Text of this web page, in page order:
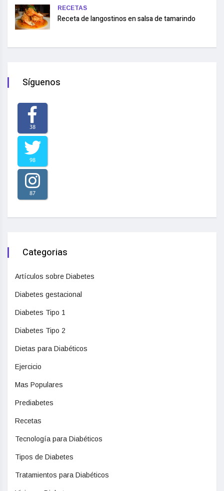
RECETAS
Receta de langostinos en salsa de tamarindo
Síguenos
38
98
87
Categorias
Artículos sobre Diabetes
Diabetes gestacional
Diabetes Tipo 1
Diabetes Tipo 2
Dietas para Diabéticos
Ejercicio
Mas Populares
Prediabetes
Recetas
Tecnología para Diabéticos
Tipos de Diabetes
Tratamientos para Diabéticos